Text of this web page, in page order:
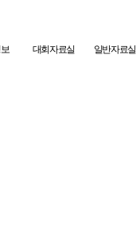
대회자료실 일반자료실